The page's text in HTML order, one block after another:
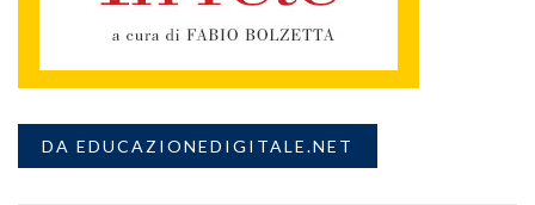
DA EDUCAZIONEDIGITALE.NET